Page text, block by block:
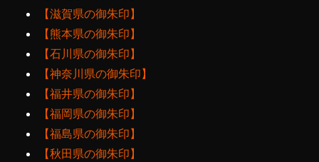
【滋賀県の御朱印】
【熊本県の御朱印】
【石川県の御朱印】
【神奈川県の御朱印】
【福井県の御朱印】
【福岡県の御朱印】
【福島県の御朱印】
【秋田県の御朱印】